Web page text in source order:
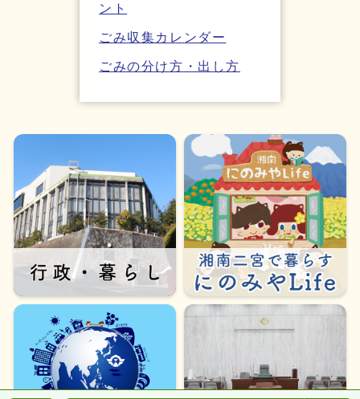
ント
ごみ収集カレンダー
ごみの分け方・出し方